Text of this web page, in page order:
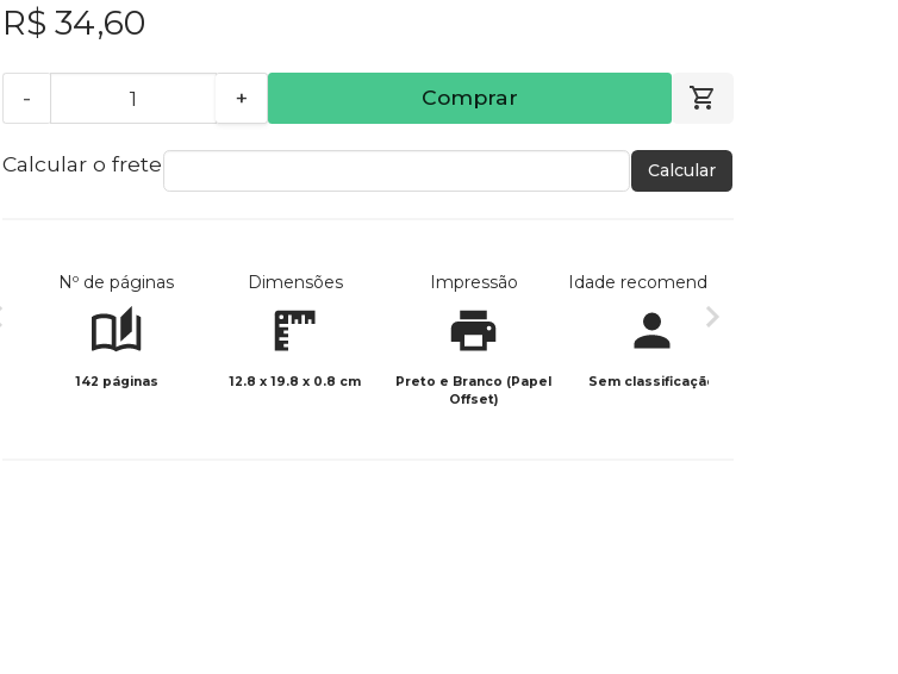
R$ 34,60
- + Comprar
Calcular o frete Calcular
Nº de páginas
142 páginas
Dimensões
12.8 x 19.8 x 0.8 cm
Impressão
Preto e Branco (Papel
Offset)
Idade recomendada
Sem classificação